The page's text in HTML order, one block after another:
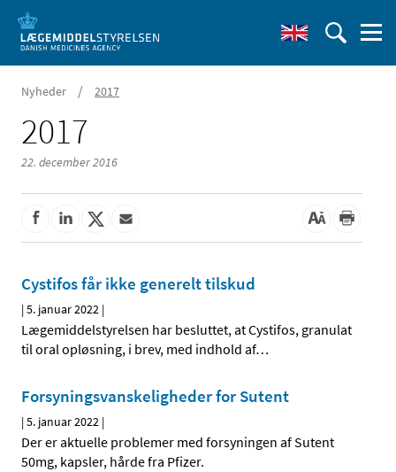
Nyheder / 2017
2017
22. december 2016
Cystifos får ikke generelt tilskud
|5. januar 2022 |
Lægemiddelstyrelsen har besluttet, at Cystifos, granulat
til oral opløsning, i brev, med indhold af…
Forsyningsvanskeligheder for Sutent
|5. januar 2022 |
Der er aktuelle problemer med forsyningen af Sutent
50mg, kapsler, hårde fra Pfizer.